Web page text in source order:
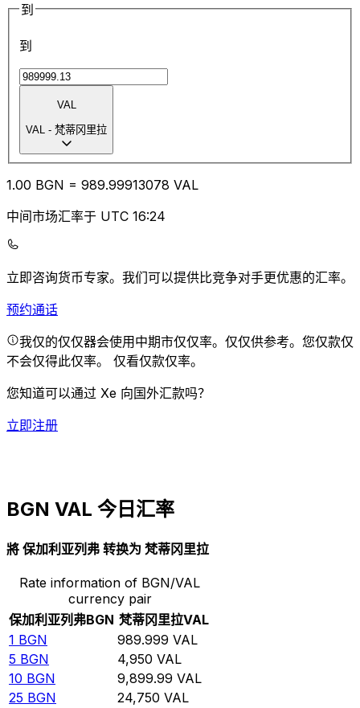
到
到
VAL
VAL - 梵蒂冈里拉
1.00 BGN = 989.99913078 VAL
中间市场汇率于 UTC 16:24
立即咨询货币专家。 我们可以提供比竞争对手更优惠的汇率。
预约通话
我仅的仅仅器会使用中期市仅仅率。仅仅供参考。您仅款仅
不会仅得此仅率。 仅看仅款仅率。
您知道可以通过 Xe 向国外汇款吗？
立即注册
BGN VAL 今日汇率
將 保加利亚列弗 转换为 梵蒂冈里拉
Rate information of BGN/VAL
currency pair
保加利亚列弗BGN 梵蒂冈里拉VAL
1 BGN 989.999 VAL
5 BGN 4,950 VAL
10 BGN 9,899.99 VAL
25 BGN 24,750 VAL